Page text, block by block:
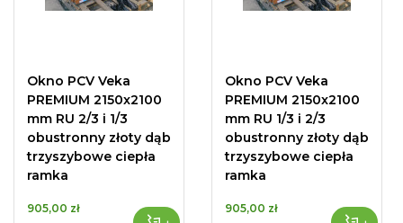
Okno PCV Veka
PREMIUM 2150x2100
mm RU 2/3 i 1/3
obustronny złoty dąb
trzyszybowe ciepła
ramka
905,00 zł
Okno PCV Veka
PREMIUM 2150x2100
mm RU 1/3 i 2/3
obustronny złoty dąb
trzyszybowe ciepła
ramka
905,00 zł